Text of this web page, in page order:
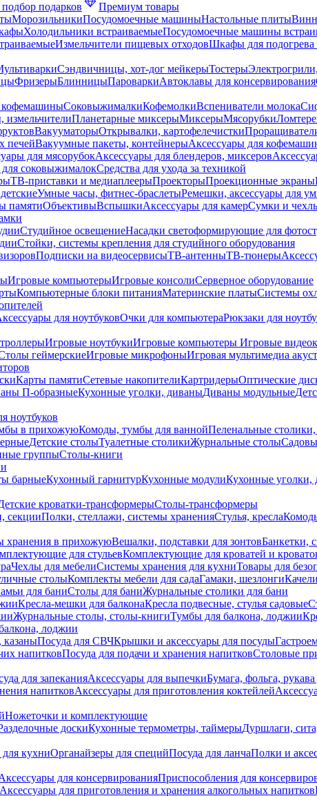
подарков
Премиум товары
МорозильникиПосудомоечные машиныНастольные плиты
Холодильники встраиваемыеПосудомоечные машины
Измельчители пищевых отходовШкафы для подогрева
Сэндвичницы, хот-дог мейкерыТостеры
ФризерыБлинницыПароваркиАвтоклавы для консервирования
кофемашиныСоковыжималкиКофемолкиВспениватели молока
Планетарные миксерыМиксерыМясорубки
ВакууматорыОткрывалки, картофелечистки
печейВакуумные пакеты, контейнерыАксессуары для
для мясорубокАксессуары для блендеров, миксеров
соковыжималокСредства для ухода за техникой
ТВ-приставки и медиаплеерыПроекторыПроекционные экраны
Умные часы, фитнес-браслетыРемешки, аксессуары для
памятиОбъективыВспышкиАксессуары для камерСумки и
Студийное освещениеНасадки светоформирующие для
Стойки, системы крепления для студийного оборудования
Подписки на видеосервисыТВ-антенныТВ-тюнеры
Игровые компьютерыИгровые консолиСерверное оборудование
Компьютерные блоки питанияМатеринские платыСистемы
для ноутбуковОчки для компьютераРюкзаки для
Игровые ноутбукиИгровые компьютеры Игровые
геймерскиеИгровые микрофоныИгровая мультимедиа
Карты памятиСетевые накопителиКартридерыОптические
П-образныеКухонные уголки, диваныДиваны модульные
ноутбуков
в прихожуюКомоды, тумбы для ваннойПеленальные
Детские столыТуалетные столикиЖурнальные столы
группыСтолы-книги
барныеКухонный гарнитурКухонные модулиКухонные уголки,
кроватки-трансформерыСтолы-трансформеры
секцииПолки, стеллажи, системы храненияСтулья, кресла
хранения в прихожуюВешалки, подставки для зонтовБанкетки,
для стульевКомплектующие для кроватей и
Чехлы для мебелиСистемы хранения для кухниТовары для
столыКомплекты мебели для садаГамаки, шезлонги
для баниСтолы для баниЖурнальные столики для бани
Кресла-мешки для балконаКресла подвесные, стулья садовые
Журнальные столы, столы-книгиТумбы для балкона, лоджии
лоджии
Посуда для СВЧКрышки и аксессуары для посуды
напитковПосуда для подачи и хранения напитковСтоловые
для запеканияАксессуары для выпечкиБумага, фольга,
напитковАксессуары для приготовления коктейлей
Ножеточки и комплектующие
доскиКухонные термометры, таймерыДуршлаги,
кухниОрганайзеры для специйПосуда для ланчаПолки и
для консервированияПриспособления для
Аксессуары для приготовления и хранения алкогольных напитков